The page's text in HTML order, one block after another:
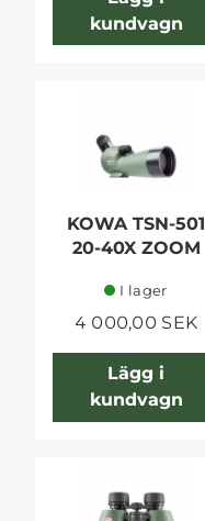
kundvagn
KOWA TSN-501
20-40X ZOOM
I lager
4 000,00 SEK
Lägg i
kundvagn